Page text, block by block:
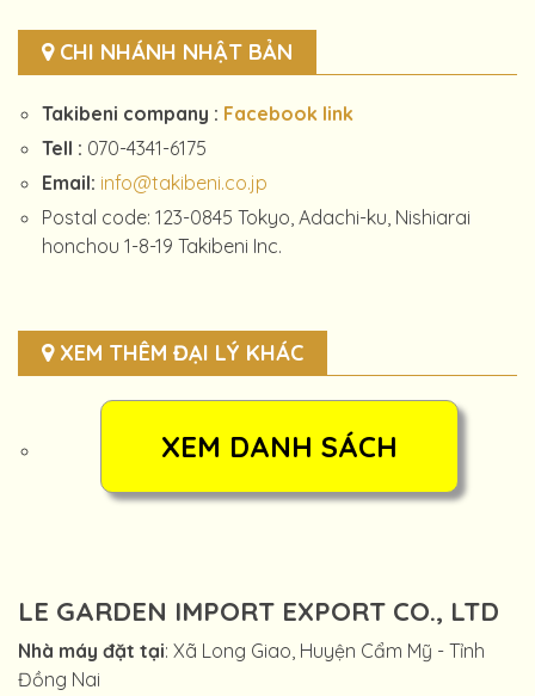
CHI NHÁNH NHẬT BẢN
Takibeni company : Facebook link
Tell : 070-4341-6175
Email: info@takibeni.co.jp
Postal code: 123-0845 Tokyo, Adachi-ku, Nishiarai
honchou 1-8-19 Takibeni Inc.
XEM THÊM ĐẠI LÝ KHÁC
LE GARDEN IMPORT EXPORT CO., LTD
Nhà máy đặt tại: Xã Long Giao, Huyện Cẩm Mỹ - Tỉnh
Đồng Nai